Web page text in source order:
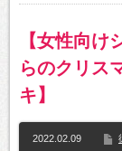
【女性向
らのクリス
キ】
2022.02.09